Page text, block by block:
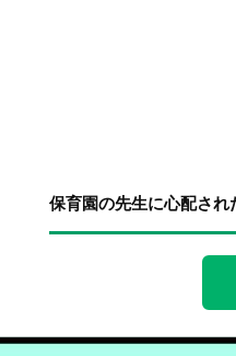
保育園の先生に心配さ